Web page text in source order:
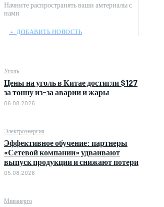
Начните распространять ваши амтериалы с
нами
﹢ ДОБАВИТЬ НОВОСТЬ
Уголь
Цены на уголь в Китае достигли $127
за тонну из-за аварии и жары
06.08.2026
Электроэнергия
Эффективное обучение: партнеры
«Сетевой компании» удваивают
выпуск продукции и снижают потери
05.08.2026
Минэнерго